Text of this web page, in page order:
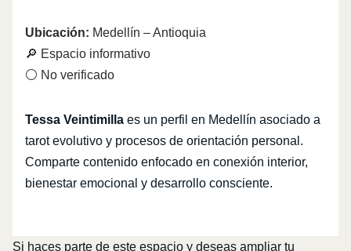
Ubicación: Medellín – Antioquia
🔎 Espacio informativo
⚪ No verificado
Tessa Veintimilla es un perfil en Medellín asociado a
tarot evolutivo y procesos de orientación personal.
Comparte contenido enfocado en conexión interior,
bienestar emocional y desarrollo consciente.
Si haces parte de este espacio y deseas ampliar tu